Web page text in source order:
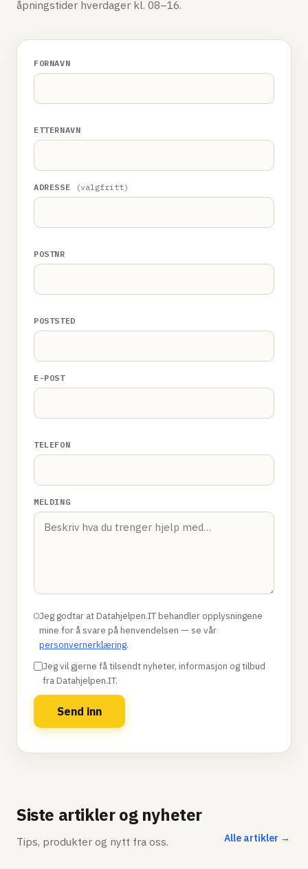
åpningstider hverdager kl. 08–16.
FORNAVN
ETTERNAVN
ADRESSE (valgfritt)
POSTNR
POSTSTED
E-POST
TELEFON
MELDING
Jeg godtar at Datahjelpen.IT behandler opplysningene
mine for å svare på henvendelsen — se vår
personvernerklæring.
Jeg vil gjerne få tilsendt nyheter, informasjon og tilbud
fra Datahjelpen.IT.
Send inn
Siste artikler og nyheter
Tips, produkter og nytt fra oss. Alle artikler →